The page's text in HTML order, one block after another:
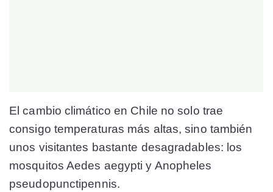
El cambio climático en Chile no solo trae
consigo temperaturas más altas, sino también
unos visitantes bastante desagradables: los
mosquitos Aedes aegypti y Anopheles
pseudopunctipennis.